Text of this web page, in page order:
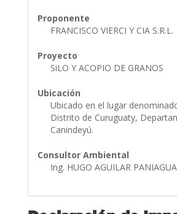
Proponente
FRANCISCO VIERCI Y CIA S.R.L.
Proyecto
SiLO Y ACOPIO DE GRANOS
Ubicación
Ubicado en el lugar
Distrito de Curuguaty,
Canindeyú.
Consultor Ambiental
Ing. HUGO AGUILAR